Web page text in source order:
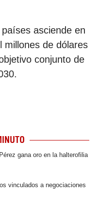
asciende en
millones de dólares
conjunto de
gana oro en la halterofilia
vinculados a negociaciones